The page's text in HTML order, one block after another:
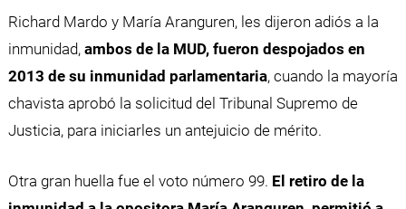
Richard Mardo y María Aranguren, les dijeron adiós a la
inmunidad, ambos de la MUD, fueron despojados en
2013 de su inmunidad parlamentaria, cuando la mayoría
chavista aprobó la solicitud del Tribunal Supremo de
Justicia, para iniciarles un antejuicio de mérito.
Otra gran huella fue el voto número 99. El retiro de la